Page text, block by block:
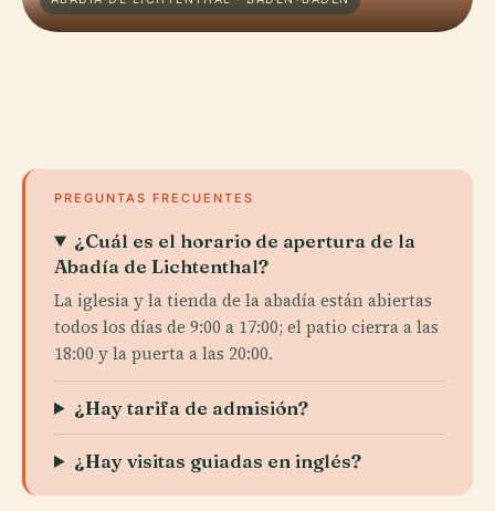
PREGUNTAS FRECUENTES
¿Cuál es el horario de apertura de la
Abadía de Lichtenthal?
La iglesia y la tienda de la abadía están abiertas
todos los días de 9:00 a 17:00; el patio cierra a las
18:00 y la puerta a las 20:00.
¿Hay tarifa de admisión?
¿Hay visitas guiadas en inglés?